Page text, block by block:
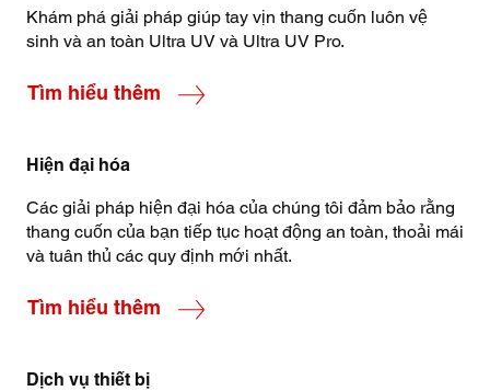
Khám phá giải pháp giúp tay vịn thang cuốn luôn vệ
sinh và an toàn Ultra UV và Ultra UV Pro.
Tìm hiểu thêm
Hiện đại hóa
Các giải pháp hiện đại hóa của chúng tôi đảm bảo rằng
thang cuốn của bạn tiếp tục hoạt động an toàn, thoải mái
và tuân thủ các quy định mới nhất.
Tìm hiểu thêm
Dịch vụ thiết bị